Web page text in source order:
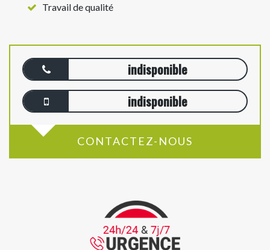
Travail de qualité
indisponible
indisponible
CONTACTEZ-NOUS